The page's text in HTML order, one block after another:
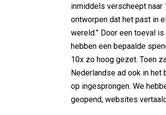
inmiddels verscheept naar
ontworpen dat het past in
wereld.” Door een toeval is
hebben een bepaalde
10x zo hoog gezet. Toen
Nederlandse ad ook in het
op ingesprongen. We
geopend, websites